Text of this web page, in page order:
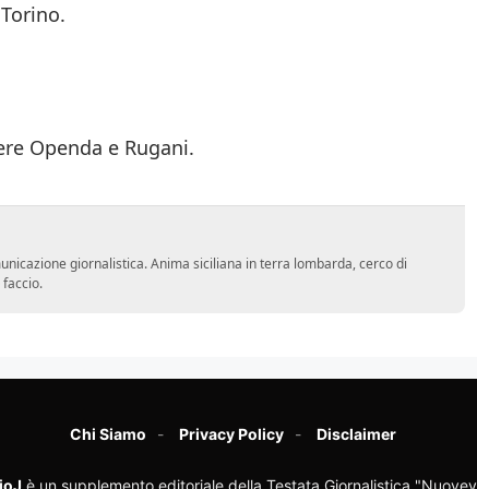
Openda e Rugani.
giornalistica. Anima siciliana in terra lombarda, cerco di
Chi Siamo Privacy Policy Disclaimer